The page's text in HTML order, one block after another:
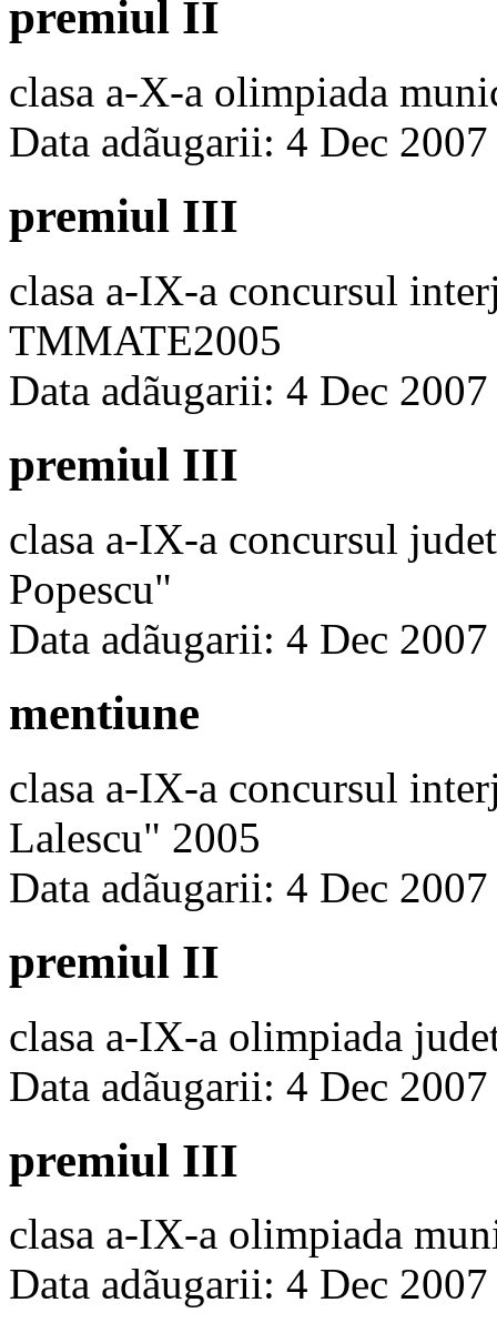
premiul II
clasa a-X-a olimpiada
Data adãugarii: 4 Dec 2007
premiul III
clasa a-IX-a concursul
TMMATE2005
Data adãugarii: 4 Dec 2007
premiul III
clasa a-IX-a concursul
Popescu"
Data adãugarii: 4 Dec 2007
mentiune
clasa a-IX-a concursul
Lalescu" 2005
Data adãugarii: 4 Dec 2007
premiul II
clasa a-IX-a olimpiada
Data adãugarii: 4 Dec 2007
premiul III
clasa a-IX-a olimpiada
Data adãugarii: 4 Dec 2007